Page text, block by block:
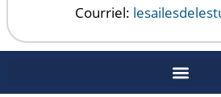
Courriel: